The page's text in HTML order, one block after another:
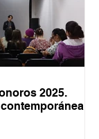
2025.